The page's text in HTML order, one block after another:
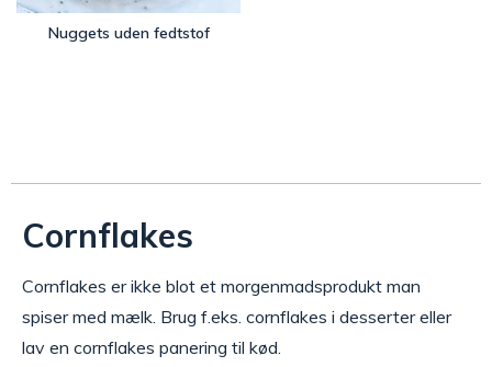
Nuggets uden fedtstof
Cornflakes
Cornflakes er ikke blot et morgenmadsprodukt man
spiser med mælk. Brug f.eks. cornflakes i desserter eller
lav en cornflakes panering til kød.